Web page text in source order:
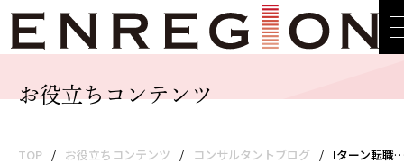
お役立ちコンテンツ
TOP / お役立ちコンテンツ / コンサルタントブログ / Iターン転職とは？Iターン転職がおすすめな理由や進め方を紹介！